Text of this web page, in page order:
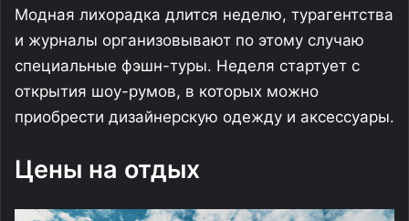
Модная лихорадка длится неделю, турагентства
и журналы организовывают по этому случаю
специальные фэшн-туры. Неделя стартует с
открытия шоу-румов, в которых можно
приобрести дизайнерскую одежду и аксессуары.
Цены на отдых